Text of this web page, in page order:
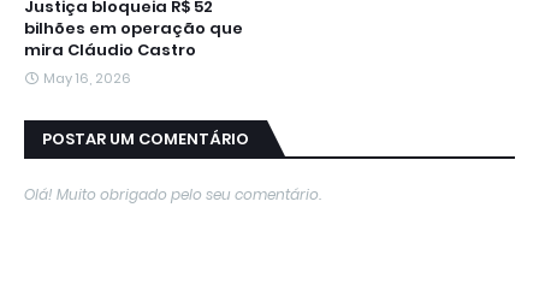
Justiça bloqueia R$ 52
bilhões em operação que
mira Cláudio Castro
May 16, 2026
POSTAR UM COMENTÁRIO
Olá! Muito obrigado pelo seu comentário.